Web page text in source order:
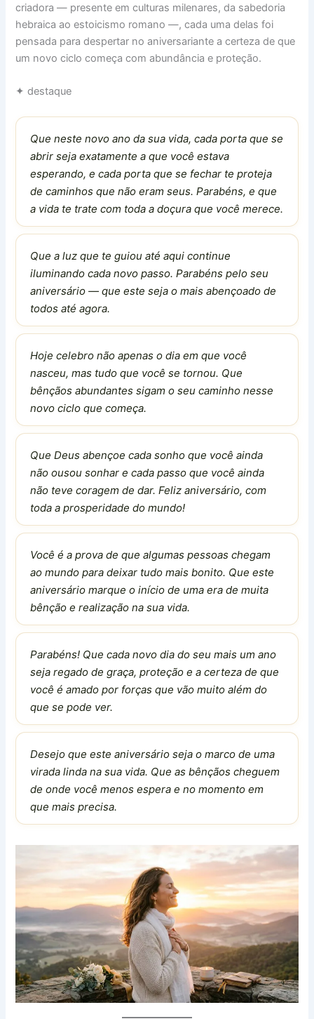
criadora — presente em culturas milenares, da sabedoria
hebraica ao estoicismo romano —, cada uma delas foi
pensada para despertar no aniversariante a certeza de que
um novo ciclo começa com abundância e proteção.
✦ destaque
Que neste novo ano da sua vida, cada porta que se
abrir seja exatamente a que você estava
esperando, e cada porta que se fechar te proteja
de caminhos que não eram seus. Parabéns, e que
a vida te trate com toda a doçura que você merece.
Que a luz que te guiou até aqui continue
iluminando cada novo passo. Parabéns pelo seu
aniversário — que este seja o mais abençoado de
todos até agora.
Hoje celebro não apenas o dia em que você
nasceu, mas tudo que você se tornou. Que
bênçãos abundantes sigam o seu caminho nesse
novo ciclo que começa.
Que Deus abençoe cada sonho que você ainda
não ousou sonhar e cada passo que você ainda
não teve coragem de dar. Feliz aniversário, com
toda a prosperidade do mundo!
Você é a prova de que algumas pessoas chegam
ao mundo para deixar tudo mais bonito. Que este
aniversário marque o início de uma era de muita
bênção e realização na sua vida.
Parabéns! Que cada novo dia do seu mais um ano
seja regado de graça, proteção e a certeza de que
você é amado por forças que vão muito além do
que se pode ver.
Desejo que este aniversário seja o marco de uma
virada linda na sua vida. Que as bênçãos cheguem
de onde você menos espera e no momento em
que mais precisa.